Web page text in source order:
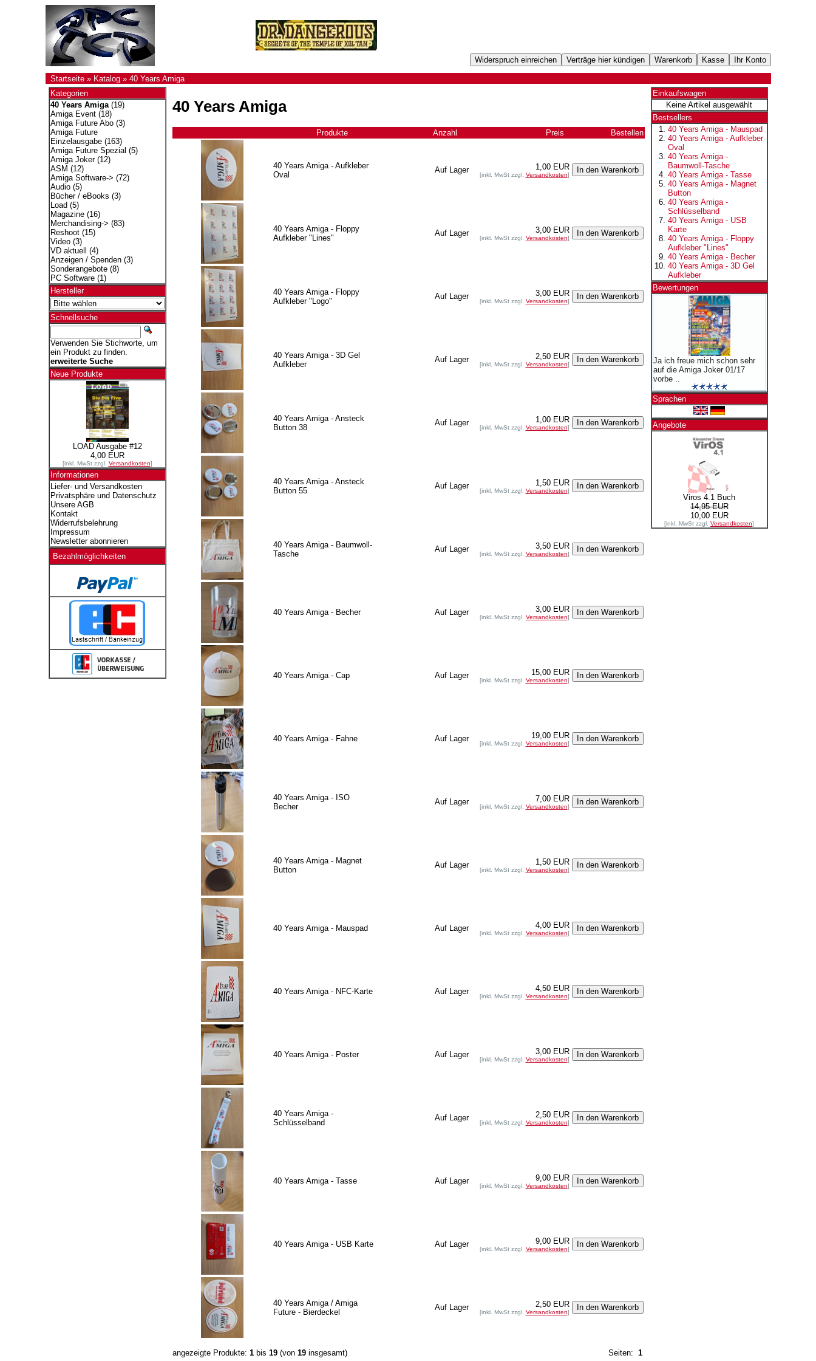
Startseite» Katalog» 40 Years Amiga
Kategorien
40 Years Amiga(19)
Amiga Event(18)
Amiga Future Abo(3)
Amiga Future
Einzelausgabe(163)
Amiga Future Spezial (5)
Amiga Joker(12)
ASM (12)
Amiga Software-> (72)
Audio(5)
Bücher / eBooks (3)
Load (5)
Magazine(16)
Merchandising-> (83)
Reshoot(15)
Video(3)
VD aktuell
(4)
Anzeigen / Spenden(3)
Sonderangebote(8)
PC Software(1)
Hersteller
Schnellsuche
Verwenden Sie Stichworte, um
ein Produkt zu finden.
erweiterte Suche
Neue Produkte
LOAD Ausgabe #12
4,00 EUR
[inkl. MwSt zzgl. Versandkosten]
Informationen
Liefer- und Versandkosten
Privatsphäre und Datenschutz
Unsere AGB
Kontakt
Widerrufsbelehrung
Impressum
Newsletter abonnieren
Bezahlmöglichkeiten
40 Years Amiga
Produkte Anzahl Preis Bestellen
40 Years Amiga - Aufkleber
Oval
Auf Lager 1,00 EUR
[inkl. MwSt zzgl. Versandkosten]
40 Years Amiga - Floppy
Aufkleber "Lines"
Auf Lager 3,00 EUR
[inkl. MwSt zzgl. Versandkosten]
40 Years Amiga - Floppy
Aufkleber "Logo"
Auf Lager 3,00 EUR
[inkl. MwSt zzgl. Versandkosten]
40 Years Amiga - 3D Gel
Aufkleber
Auf Lager 2,50 EUR
[inkl. MwSt zzgl. Versandkosten]
40 Years Amiga - Ansteck
Button 38
Auf Lager 1,00 EUR
[inkl. MwSt zzgl. Versandkosten]
40 Years Amiga - Ansteck
Button 55
Auf Lager 1,50 EUR
[inkl. MwSt zzgl. Versandkosten]
40 Years Amiga - Baumwoll-
Tasche
Auf Lager 3,50 EUR
[inkl. MwSt zzgl. Versandkosten]
40 Years Amiga - Becher Auf Lager 3,00 EUR
[inkl. MwSt zzgl. Versandkosten]
40 Years Amiga - Cap Auf Lager 15,00 EUR
[inkl. MwSt zzgl. Versandkosten]
40 Years Amiga - Fahne Auf Lager 19,00 EUR
[inkl. MwSt zzgl. Versandkosten]
40 Years Amiga - ISO
Becher
Auf Lager 7,00 EUR
[inkl. MwSt zzgl. Versandkosten]
40 Years Amiga - Magnet
Button
Auf Lager 1,50 EUR
[inkl. MwSt zzgl. Versandkosten]
40 Years Amiga - Mauspad Auf Lager 4,00 EUR
[inkl. MwSt zzgl. Versandkosten]
40 Years Amiga - NFC-Karte Auf Lager 4,50 EUR
[inkl. MwSt zzgl. Versandkosten]
40 Years Amiga - Poster Auf Lager 3,00 EUR
[inkl. MwSt zzgl. Versandkosten]
40 Years Amiga -
Schlüsselband
Auf Lager 2,50 EUR
[inkl. MwSt zzgl. Versandkosten]
40 Years Amiga - Tasse Auf Lager 9,00 EUR
[inkl. MwSt zzgl. Versandkosten]
40 Years Amiga - USB Karte Auf Lager 9,00 EUR
[inkl. MwSt zzgl. Versandkosten]
40 Years Amiga / Amiga
Future - Bierdeckel
Auf Lager 2,50 EUR
[inkl. MwSt zzgl. Versandkosten]
Seiten: 1
angezeigte Produkte: 1bis 19(von 19insgesamt)
Einkaufswagen
Keine Artikel ausgewählt
Bestsellers
40 Years Amiga - Mauspad
40 Years Amiga - Aufkleber
Oval
40 Years Amiga -
Baumwoll-Tasche
40 Years Amiga - Tasse
40 Years Amiga - Magnet
Button
40 Years Amiga -
Schlüsselband
40 Years Amiga - USB
Karte
40 Years Amiga - Floppy
Aufkleber "Lines"
40 Years Amiga - Becher
40 Years Amiga - 3D Gel
Aufkleber
Bewertungen
Ja ich freue mich schon sehr
auf die Amiga Joker 01/17
vorbe ..
Sprachen
Angebote
Viros 4.1 Buch
14,95 EUR
10,00 EUR
[inkl. MwSt zzgl. Versandkosten]